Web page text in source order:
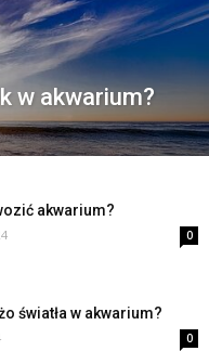
w akwarium?
akwarium?
0
światła w akwarium?
0